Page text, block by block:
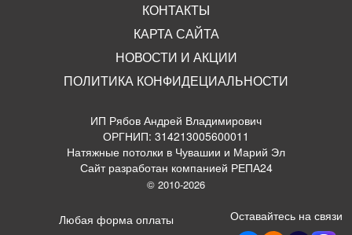
КОНТАКТЫ
КАРТА САЙТА
НОВОСТИ И АКЦИИ
ПОЛИТИКА КОНФИДЕЦИАЛЬНОСТИ
ИП Рябов Андрей Владимирович
ОРГНИП: 314213005600011
Натяжные потолки в Чувашии и Марий Эл
Сайт разработан компанией РЕПА24
© 2010-2026
Любая форма оплаты Оставайтесь на связи